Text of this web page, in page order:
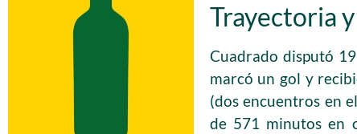
Trayectoria
Cuadrado disputó
marcó un gol y
(dos encuentros en
de 571 minutos en